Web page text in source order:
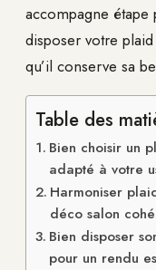
accompagne
disposer votre
qu’il conserve sa
Table des
Bien choisir un
adapté à votre
Harmoniser
déco salon
Bien disposer
pour un rendu